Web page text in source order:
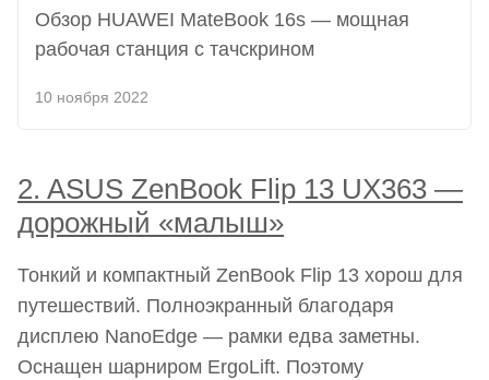
Обзор HUAWEI MateBook 16s — мощная
рабочая станция с тачскрином
10 ноября 2022
2. ASUS ZenBook Flip 13 UX363 —
дорожный «малыш»
Тонкий и компактный ZenBook Flip 13 хорош для
путешествий. Полноэкранный благодаря
дисплею NanoEdge — рамки едва заметны.
Оснащен шарниром ErgoLift. Поэтому